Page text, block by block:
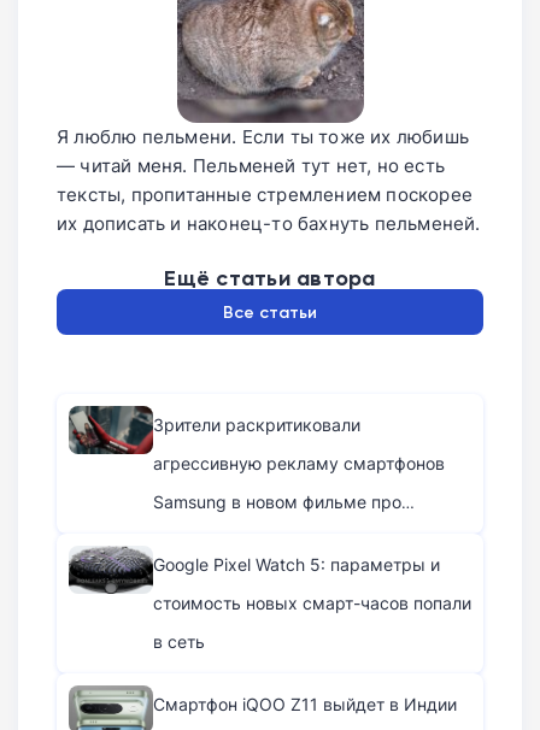
мобильного железа.
Я люблю пельмени. Если ты тоже их любишь
— читай меня. Пельменей тут нет, но есть
тексты, пропитанные стремлением поскорее
их дописать и наконец-то бахнуть пельменей.
Ещё статьи автора
Все статьи
Зрители раскритиковали
агрессивную рекламу смартфонов
Samsung в новом фильме про
Google Pixel Watch 5: параметры и
стоимость новых смарт-часов попали
в сеть
Смартфон iQOO Z11 выйдет в Индии